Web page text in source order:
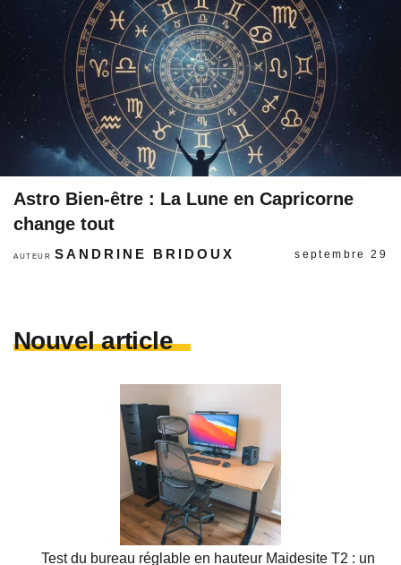
Astro Bien-être : La Lune en Capricorne
change tout
AUTEURSANDRINE BRIDOUX septembre 29
Nouvel article
Test du bureau réglable en hauteur Maidesite T2 : un